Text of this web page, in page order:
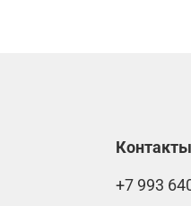
Контакты
+7 993